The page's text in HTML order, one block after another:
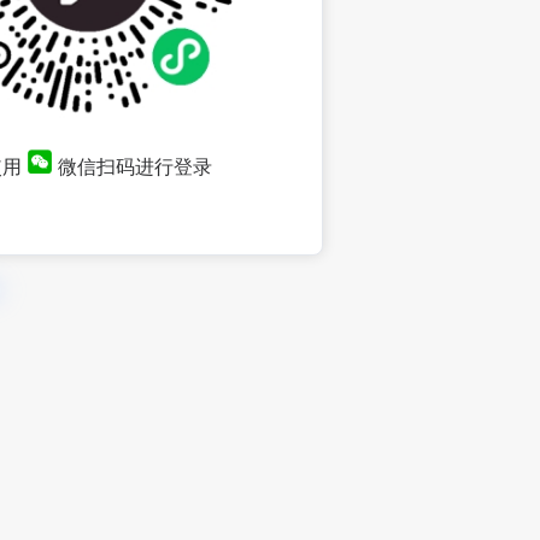
微信扫码进行登录